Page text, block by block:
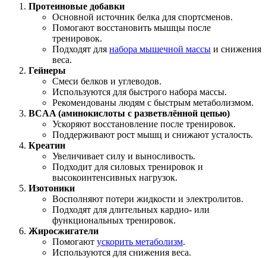
Протеиновые добавки
Основной источник белка для спортсменов.
Помогают восстановить мышцы после
тренировок.
Подходят для набора мышечной массы и снижения
веса.
Гейнеры
Смеси белков и углеводов.
Используются для быстрого набора массы.
Рекомендованы людям с быстрым метаболизмом.
BCAA (аминокислоты с разветвлённой цепью)
Ускоряют восстановление после тренировок.
Поддерживают рост мышц и снижают усталость.
Креатин
Увеличивает силу и выносливость.
Подходит для силовых тренировок и
высокоинтенсивных нагрузок.
Изотоники
Восполняют потери жидкости и электролитов.
Подходят для длительных кардио- или
функциональных тренировок.
Жиросжигатели
Помогают ускорить метаболизм.
Используются для снижения веса.